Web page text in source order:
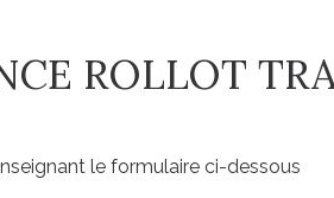
ROLLOT
le formulaire ci-dessous